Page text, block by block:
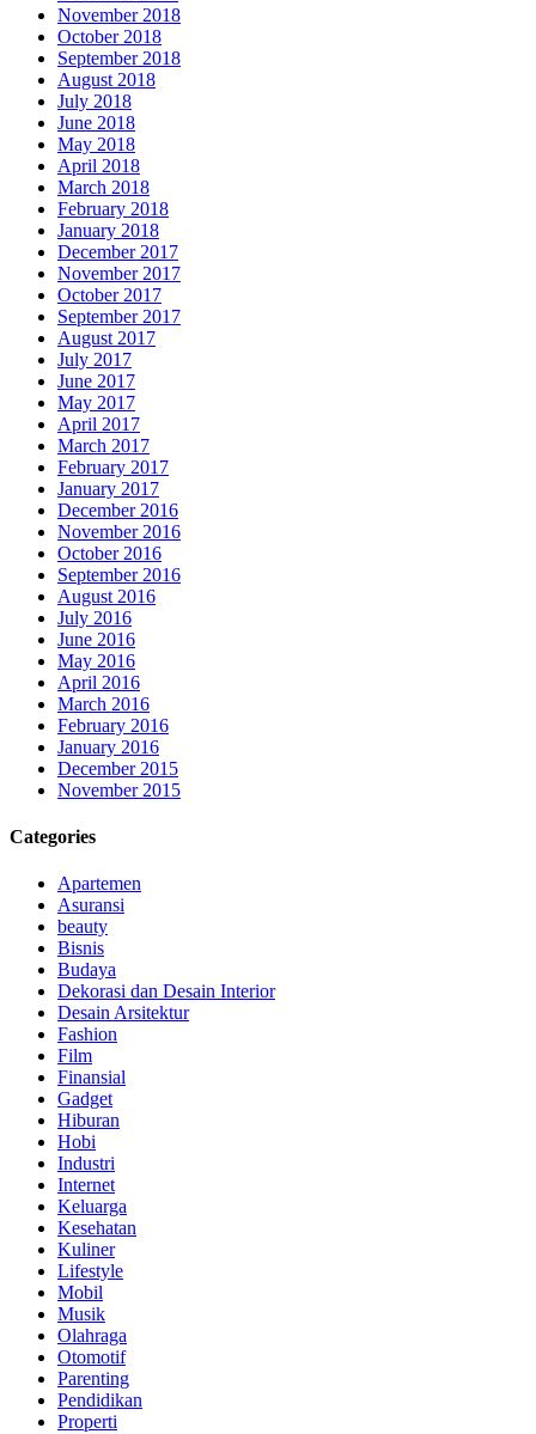
November 2018
October 2018
September 2018
August 2018
July 2018
June 2018
May 2018
April 2018
March 2018
February 2018
January 2018
December 2017
November 2017
October 2017
September 2017
August 2017
July 2017
June 2017
May 2017
April 2017
March 2017
February 2017
January 2017
December 2016
November 2016
October 2016
September 2016
August 2016
July 2016
June 2016
May 2016
April 2016
March 2016
February 2016
January 2016
December 2015
November 2015
Categories
Apartemen
Asuransi
beauty
Bisnis
Budaya
Dekorasi dan Desain Interior
Desain Arsitektur
Fashion
Film
Finansial
Gadget
Hiburan
Hobi
Industri
Internet
Keluarga
Kesehatan
Kuliner
Lifestyle
Mobil
Musik
Olahraga
Otomotif
Parenting
Pendidikan
Properti